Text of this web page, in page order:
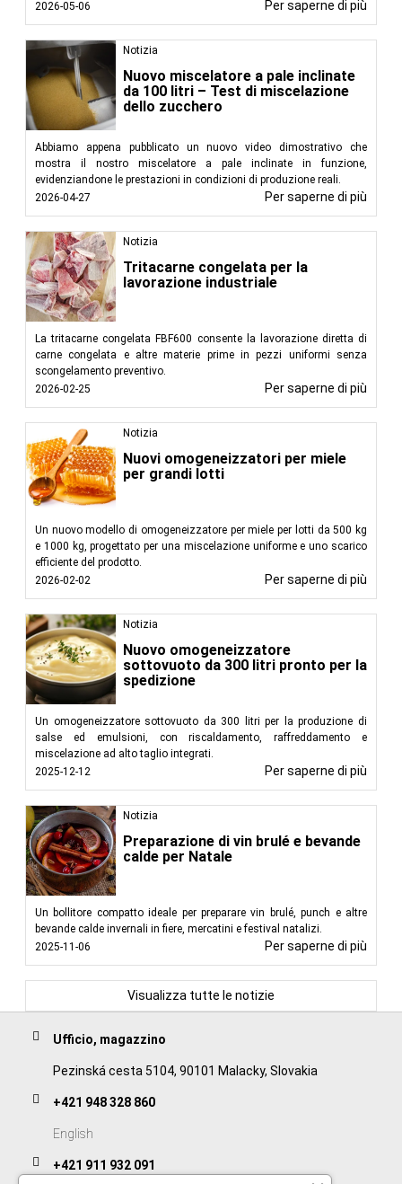
2026-05-06
Per saperne di più
Notizia
Nuovo miscelatore a pale inclinate
da 100 litri – Test di miscelazione
dello zucchero
Abbiamo appena pubblicato un nuovo video dimostrativo che
mostra il nostro miscelatore a pale inclinate in funzione,
evidenziandone le prestazioni in condizioni di produzione reali.
2026-04-27
Per saperne di più
Notizia
Tritacarne congelata per la
lavorazione industriale
La tritacarne congelata FBF600 consente la lavorazione diretta di
carne congelata e altre materie prime in pezzi uniformi senza
scongelamento preventivo.
2026-02-25
Per saperne di più
Notizia
Nuovi omogeneizzatori per miele
per grandi lotti
Un nuovo modello di omogeneizzatore per miele per lotti da 500 kg
e 1000 kg, progettato per una miscelazione uniforme e uno scarico
efficiente del prodotto.
2026-02-02
Per saperne di più
Notizia
Nuovo omogeneizzatore
sottovuoto da 300 litri pronto per la
spedizione
Un omogeneizzatore sottovuoto da 300 litri per la produzione di
salse ed emulsioni, con riscaldamento, raffreddamento e
miscelazione ad alto taglio integrati.
2025-12-12
Per saperne di più
Notizia
Preparazione di vin brulé e bevande
calde per Natale
Un bollitore compatto ideale per preparare vin brulé, punch e altre
bevande calde invernali in fiere, mercatini e festival natalizi.
2025-11-06
Per saperne di più
Visualizza tutte le notizie
Ufficio, magazzino
Pezinská cesta 5104, 90101 Malacky, Slovakia
+421 948 328 860
English
+421 911 932 091